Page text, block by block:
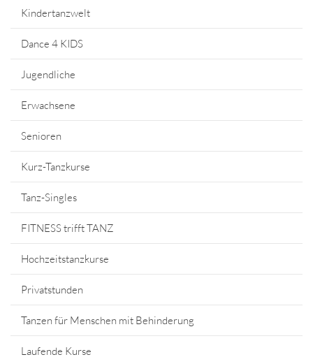
Kindertanzwelt
Dance 4 KIDS
Jugendliche
Erwachsene
Senioren
Kurz-Tanzkurse
Tanz-Singles
FITNESS trifft TANZ
Hochzeitstanzkurse
Privatstunden
Tanzen für Menschen mit Behinderung
Laufende Kurse